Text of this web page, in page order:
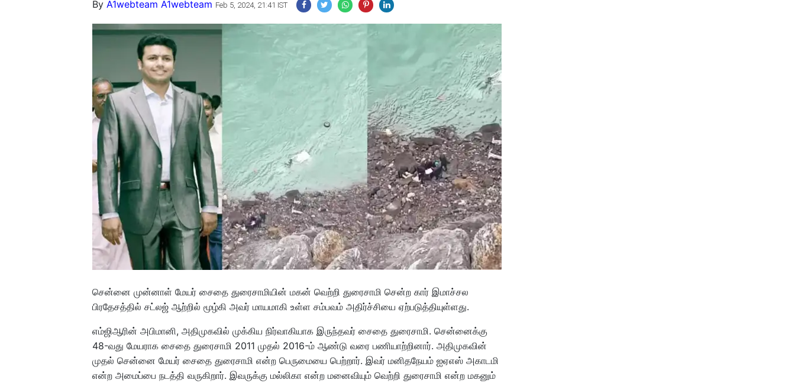
ByA1webteam A1webteam Feb 5, 2024, 21:41 IST
சென்னை முன்னாள் மேயர் சைதை துரைசாமியின் மகன் வெற்றி துரைசாமி சென்ற கார் இமாச்சல
பிரதேசத்தில் சட்லஜ் ஆற்றில் மூழ்கி அவர் மாயமாகி உள்ள சம்பவம் அதிர்ச்சியை ஏற்படுத்தியுள்ளது.
எம்ஜிஆரின் அபிமானி, அதிமுகவில் முக்கிய நிர்வாகியாக இருந்தவர் சைதை துரைசாமி. சென்னைக்கு
48-வது மேயராக சைதை துரைசாமி 2011 முதல் 2016-ம் ஆண்டு வரை பணியாற்றினார். அதிமுகவின்
முதல் சென்னை மேயர் சைதை துரைசாமி என்ற பெருமையை பெற்றார். இவர் மனிதநேயம் ஐஏஎஸ் அகாடமி
என்ற அமைப்பை நடத்தி வருகிறார். இவருக்கு மல்லிகா என்ற மனைவியும் வெற்றி துரைசாமி என்ற மகனும்